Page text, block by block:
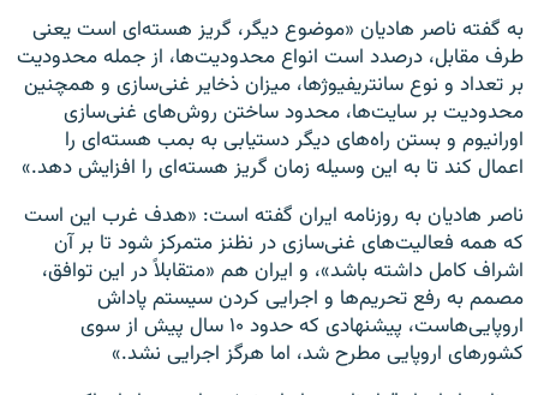
به گفته ناصر هادیان «موضوع دیگر، گریز هسته‌ای است یعنی
طرف مقابل، درصدد است انواع محدودیت‌ها، از جمله محدودیت
بر تعداد و نوع سانتریفیوژ‌ها، میزان ذخایر غنی‌سازی و همچنین
محدودیت بر سایت‌ها، محدود ساختن روش‌های غنی‌سازی
اورانیوم و بستن راه‌های دیگر دستیابی به بمب هسته‌ای را
اعمال کند تا به این وسیله زمان گریز هسته‌ای را افزایش دهد.»
ناصر هادیان به روزنامه ایران گفته است: «هدف غرب این است
که همه فعالیت‌های غنی‌سازی در نظنز متمرکز شود تا بر آن
اشراف کامل داشته باشد»، و ایران هم «متقابلاً در این توافق،
مصمم به رفع تحریم‌ها و اجرایی کردن سیستم پاداش
اروپایی‌هاست، پیشنهادی که حدود ۱۰ سال پیش از سوی
کشورهای اروپایی مطرح شد، اما هرگز اجرایی نشد.»